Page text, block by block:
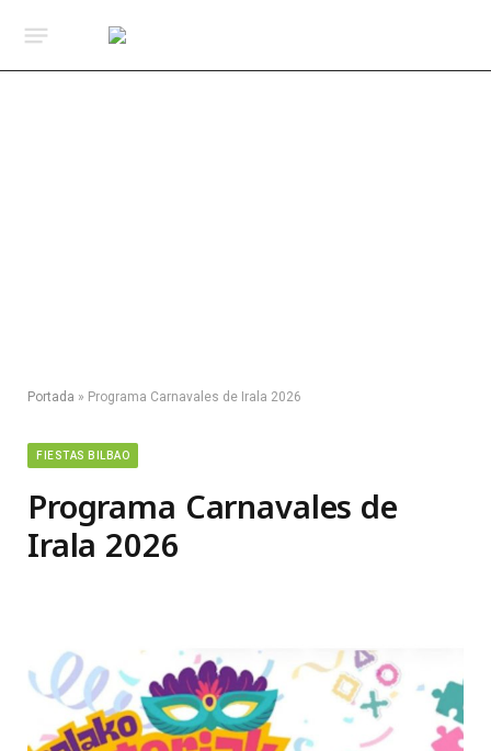
Portada » Programa Carnavales de Irala 2026
FIESTAS BILBAO
Programa Carnavales de
Irala 2026